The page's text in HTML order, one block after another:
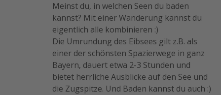
Meinst du, in welchen Seen du baden
kannst? Mit einer Wanderung kannst du
eigentlich alle kombinieren :)
Die Umrundung des Eibsees gilt z.B. als
einer der schönsten Spazierwege in ganz
Bayern, dauert etwa 2-3 Stunden und
bietet herrliche Ausblicke auf den See und
die Zugspitze. Und Baden kannst du auch :)